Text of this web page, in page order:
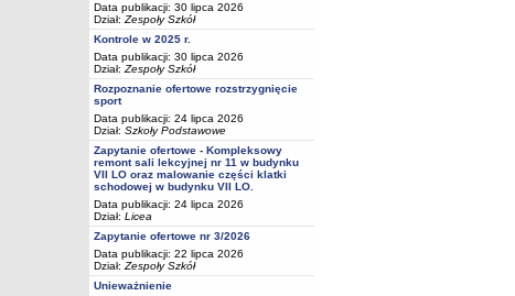
Data publikacji: 30 lipca 2026
Dział: Zespoły Szkół
Kontrole w 2025 r.
Data publikacji: 30 lipca 2026
Dział: Zespoły Szkół
Rozpoznanie ofertowe rozstrzygnięcie
sport
Data publikacji: 24 lipca 2026
Dział: Szkoły Podstawowe
Zapytanie ofertowe - Kompleksowy
remont sali lekcyjnej nr 11 w budynku
VII LO oraz malowanie części klatki
schodowej w budynku VII LO.
Data publikacji: 24 lipca 2026
Dział: Licea
Zapytanie ofertowe nr 3/2026
Data publikacji: 22 lipca 2026
Dział: Zespoły Szkół
Unieważnienie